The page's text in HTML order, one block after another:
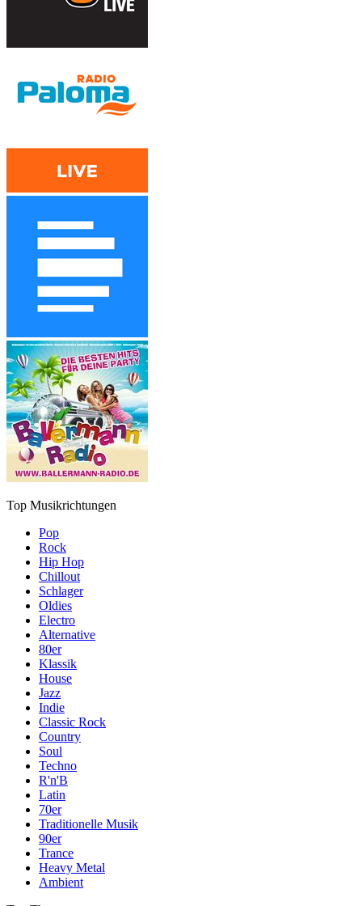
Top Musikrichtungen
Pop
Rock
Hip Hop
Chillout
Schlager
Oldies
Electro
Alternative
80er
Klassik
House
Jazz
Indie
Classic Rock
Country
Soul
Techno
R'n'B
Latin
70er
Traditionelle Musik
90er
Trance
Heavy Metal
Ambient